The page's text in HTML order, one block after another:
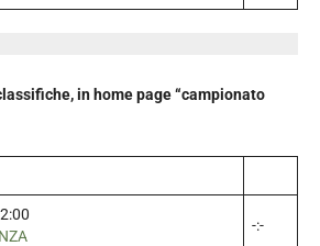
in home page “campionato
-:-